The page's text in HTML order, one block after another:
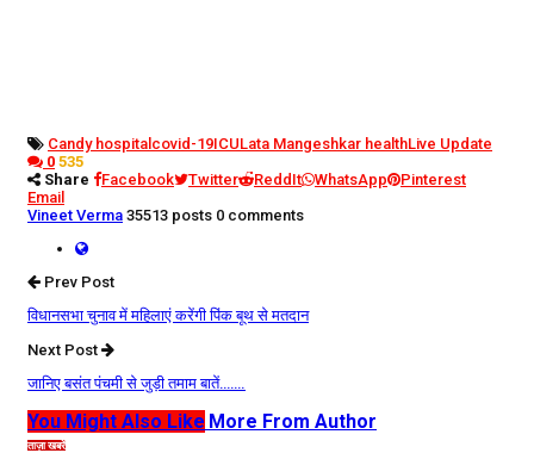
Candy hospital covid-19ICULata Mangeshkar healthLive Update
0 535
Share
Facebook Twitter ReddIt WhatsApp
Pinterest
Email
Vineet Verma 35513 posts 0 comments
Prev Post
विधानसभा चुनाव में महिलाएं करेंगी पिंक बूथ से मतदान
Next Post
जानिए बसंत पंचमी से जुड़ी तमाम बातें…….
You Might Also Like More From Author
ताज़ा खबरें